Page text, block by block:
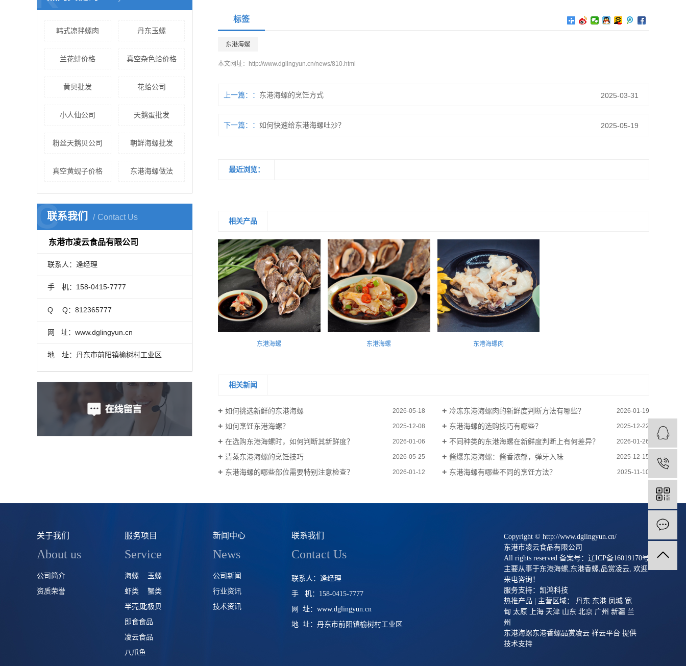
韩式凉拌螺肉 丹东玉螺
兰花蚌价格 真空杂色蛤价格
黄贝批发 花蛤公司
小人仙公司 天鹅蛋批发
粉丝天鹅贝公司 朝鲜海螺批发
真空黄蚬子价格 东港海螺做法
联系我们 Contact Us
C
东港市凌云食品有限公司
联系人：逄经理
手 机：158-0415-7777
Q Q：812365777
网 址：www.dglingyun.cn
地 址：丹东市前阳镇榆树村工业区
标签
东港海螺
本文网址： http://www.dglingyun.cn/news/810.html
上一篇： 东港海螺的烹饪方式 2025-03-31
下一篇： 如何快速给东港海螺吐沙？ 2025-05-19
最近浏览：
相关产品
东港海螺 东港海螺 东港海螺肉
相关新闻
如何挑选新鲜的东港海螺 2026-05-18 冷冻东港海螺肉的新鲜度判断方法有哪些？ 2026-01-19
如何烹饪东港海螺？ 2025-12-08 东港海螺的选购技巧有哪些？ 2025-12-22
在选购东港海螺时，如何判断其新鲜度？ 2026-01-06 不同种类的东港海螺在新鲜度判断上有何差异？ 2026-01-26
清蒸东港海螺的烹饪技巧 2026-05-25 酱爆东港海螺：酱香浓郁，弹牙入味 2025-12-15
东港海螺的哪些部位需要特别注意检查？ 2026-01-12 东港海螺有哪些不同的烹饪方法？ 2025-11-10
关于我们
About us
公司简介
资质荣誉
服务项目
Service
海螺
玉螺
虾类
蟹类
半壳贝北极贝
即食食品
凌云食品
八爪鱼
新闻中心
News
公司新闻
行业资讯
技术资讯
联系我们
Contact Us
联系人：逄经理
手 机：158-0415-7777
网 址：www.dglingyun.cn
地 址：丹东市前阳镇榆树村工业区
Copyright © http://www.dglingyun.cn/
东港市凌云食品有限公司
All rights reserved 备案号： 辽ICP备16019170号
主要从事于东港海螺 东港香螺 品赏凌云 , 欢迎
来电咨询！
服务支持： 凯鸿科技
热推产品 | 主营区域： 丹东 东港 凤城 宽
甸 太原 上海 天津 山东 北京 广州 新疆 兰
州
东港海螺东港香螺品赏凌云 祥云平台 提供
技术支持